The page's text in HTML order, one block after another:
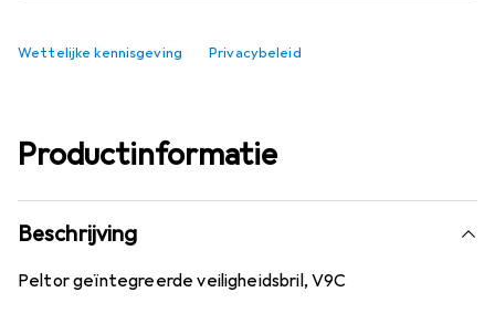
Wettelijke kennisgeving Privacybeleid
Productinformatie
Beschrijving
Peltor geïntegreerde veiligheidsbril, V9C